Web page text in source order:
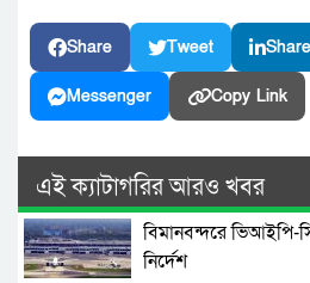
Share Tweet Share
Messenger Copy Link
এই ক্যাটাগরির আরও খবর
বিমানবন্দরে
নির্দেশ